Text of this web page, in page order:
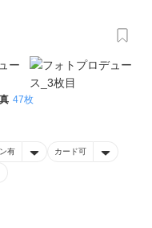
47枚
有 カード可